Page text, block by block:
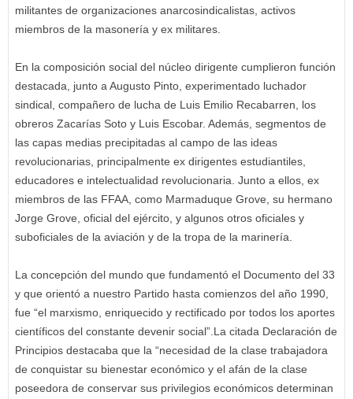
militantes de organizaciones anarcosindicalistas, activos
miembros de la masonería y ex militares.
En la composición social del núcleo dirigente cumplieron función
destacada, junto a Augusto Pinto, experimentado luchador
sindical, compañero de lucha de Luis Emilio Recabarren, los
obreros Zacarías Soto y Luis Escobar. Además, segmentos de
las capas medias precipitadas al campo de las ideas
revolucionarias, principalmente ex dirigentes estudiantiles,
educadores e intelectualidad revolucionaria. Junto a ellos, ex
miembros de las FFAA, como Marmaduque Grove, su hermano
Jorge Grove, oficial del ejército, y algunos otros oficiales y
suboficiales de la aviación y de la tropa de la marinería.
La concepción del mundo que fundamentó el Documento del 33
y que orientó a nuestro Partido hasta comienzos del año 1990,
fue “el marxismo, enriquecido y rectificado por todos los aportes
científicos del constante devenir social”.La citada Declaración de
Principios destacaba que la “necesidad de la clase trabajadora
de conquistar su bienestar económico y el afán de la clase
poseedora de conservar sus privilegios económicos determinan